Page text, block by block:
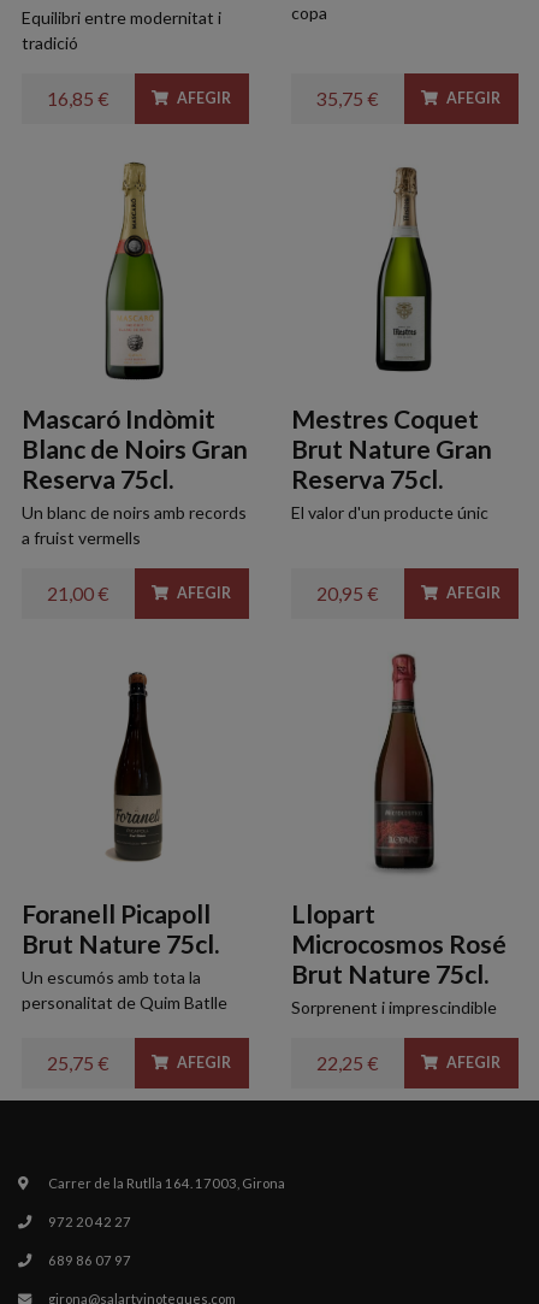
Equilibri entre modernitat i
tradició
16,85 € AFEGIR
copa
35,75 € AFEGIR
Mascaró Indòmit
Blanc de Noirs Gran
Reserva 75cl.
Un blanc de noirs amb records
a fruist vermells
21,00 € AFEGIR
Mestres Coquet
Brut Nature Gran
Reserva 75cl.
El valor d'un producte únic
20,95 € AFEGIR
Foranell Picapoll
Brut Nature 75cl.
Un escumós amb tota la
personalitat de Quim Batlle
25,75 € AFEGIR
Llopart
Microcosmos Rosé
Brut Nature 75cl.
Sorprenent i imprescindible
22,25 € AFEGIR
Carrer de la Rutlla 164. 17003, Girona
972 20 42 27
689 86 07 97
girona@salartvinoteques.com